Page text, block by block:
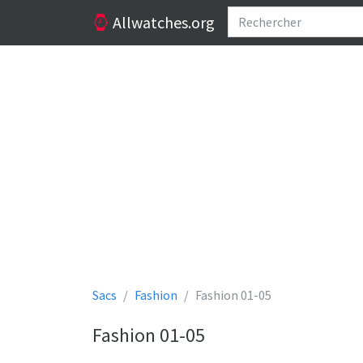
Allwatches.org
Sacs Fashion Fashion 01-05
Fashion 01-05